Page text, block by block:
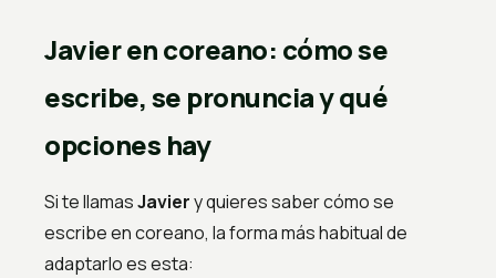
Javier en coreano: cómo se
escribe, se pronuncia y qué
opciones hay
Si te llamasJaviery quieres saber cómo se
escribe en coreano, la forma más habitual de
adaptarlo es esta: